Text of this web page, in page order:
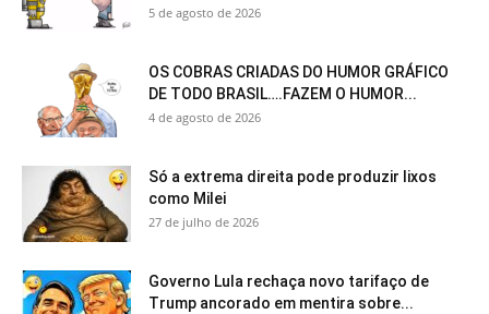
5 de agosto de 2026
OS COBRAS CRIADAS DO HUMOR GRÁFICO
DE TODO BRASIL….FAZEM O HUMOR...
4 de agosto de 2026
Só a extrema direita pode produzir lixos
como Milei
27 de julho de 2026
Governo Lula rechaça novo tarifaço de
Trump ancorado em mentira sobre...